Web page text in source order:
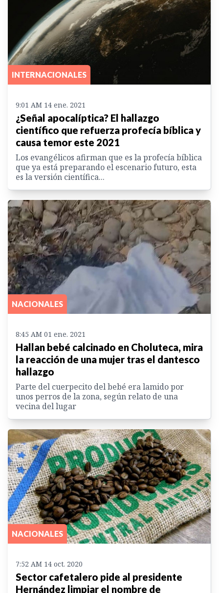
INTERNACIONALES
9:01 AM 14 ene. 2021
¿Señal apocalíptica? El hallazgo
científico que refuerza profecía bíblica y
causa temor este 2021
Los evangélicos afirman que es la profecía bíblica
que ya está preparando el escenario futuro, esta
es la versión científica...
NACIONALES
8:45 AM 01 ene. 2021
Hallan bebé calcinado en Choluteca, mira
la reacción de una mujer tras el dantesco
hallazgo
Parte del cuerpecito del bebé era lamido por
unos perros de la zona, según relato de una
vecina del lugar
NACIONALES
7:52 AM 14 oct. 2020
Sector cafetalero pide al presidente
Hernández limpiar el nombre de